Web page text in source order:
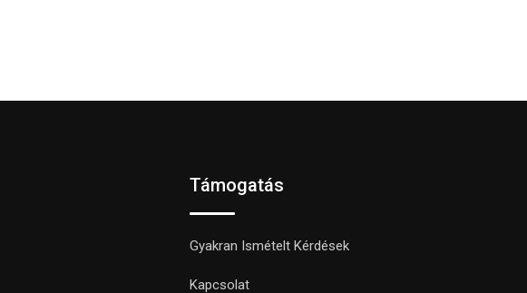
Támogatás
Gyakran Ismételt Kérdések
Kapcsolat